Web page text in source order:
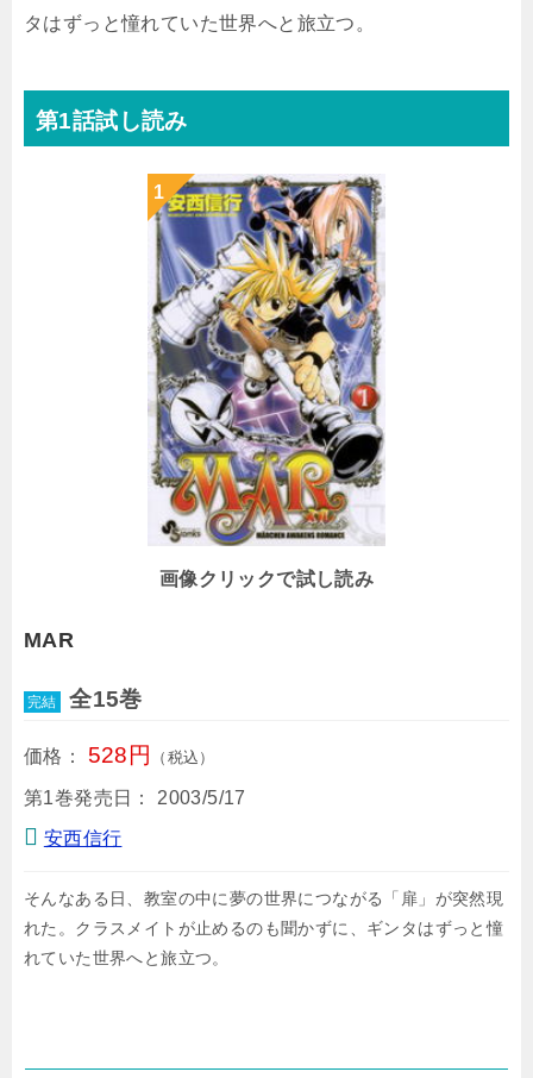
タはずっと憧れていた世界へと旅立つ。
第1話試し読み
画像クリックで試し読み
MAR
完結 全15巻
価格： 528円 （税込）
第1巻発売日：
2003/5/17
安西信行
そんなある日、教室の中に夢の世界につながる「扉」が突然現
れた。クラスメイトが止めるのも聞かずに、ギンタはずっと憧
れていた世界へと旅立つ。